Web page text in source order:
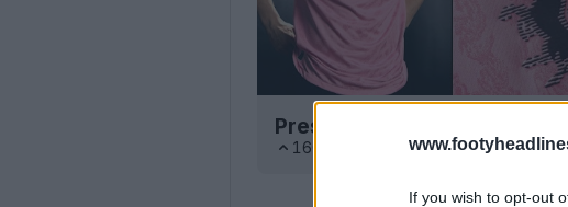
If you wish to opt-out
Presentata la seconda
160 56K 21 Lug 2026